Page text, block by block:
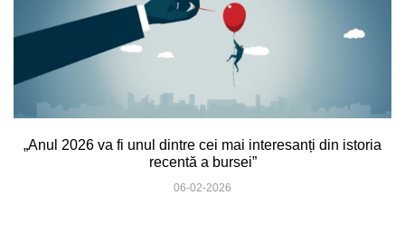
„Anul 2026 va fi unul dintre cei mai interesanți din istoria
recentă a bursei”
06-02-2026